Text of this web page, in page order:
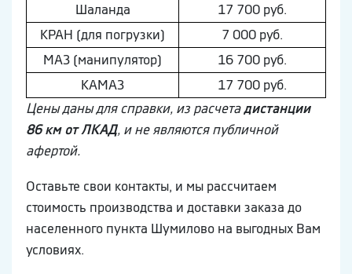
Шaлaнда
17 700 руб.
КРАН (для погрузки)
7 000 руб.
МAЗ (манипулятор)
16 700 руб.
КAМAЗ
17 700 руб.
Цены даны для справки, из расчетадистанции
86 км от ЛКАД, и не являются публичной
афертой.
Оставьте свои контакты, и мы рассчитаем
стоимость производства и доставки заказа до
населенного пункта Шумилово на выгодных Вам
условиях.